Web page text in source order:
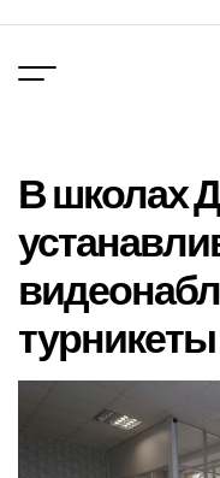
вмісту
В школах
турникеты